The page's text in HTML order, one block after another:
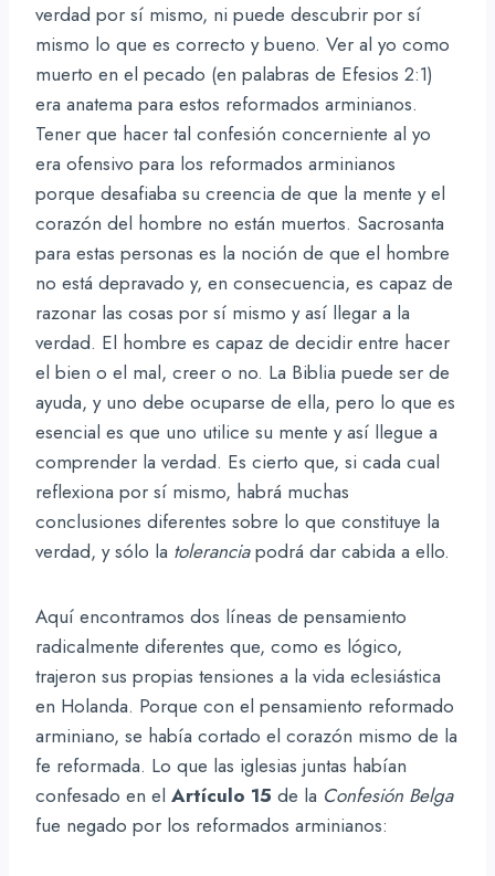
verdad por sí mismo, ni puede descubrir por sí
mismo lo que es correcto y bueno. Ver al yo como
muerto en el pecado (en palabras de Efesios 2:1)
era anatema para estos reformados arminianos.
Tener que hacer tal confesión concerniente al yo
era ofensivo para los reformados arminianos
porque desafiaba su creencia de que la mente y el
corazón del hombre no están muertos. Sacrosanta
para estas personas es la noción de que el hombre
no está depravado y, en consecuencia, es capaz de
razonar las cosas por sí mismo y así llegar a la
verdad. El hombre es capaz de decidir entre hacer
el bien o el mal, creer o no. La Biblia puede ser de
ayuda, y uno debe ocuparse de ella, pero lo que es
esencial es que uno utilice su mente y así llegue a
comprender la verdad. Es cierto que, si cada cual
reflexiona por sí mismo, habrá muchas
conclusiones diferentes sobre lo que constituye la
verdad, y sólo la toleranciapodrá dar cabida a ello.
Aquí encontramos dos líneas de pensamiento
radicalmente diferentes que, como es lógico,
trajeron sus propias tensiones a la vida eclesiástica
en Holanda. Porque con el pensamiento reformado
arminiano, se había cortado el corazón mismo de la
fe reformada. Lo que las iglesias juntas habían
confesado en el Artículo 15 de la Confesión Belga
fue negado por los reformados arminianos: